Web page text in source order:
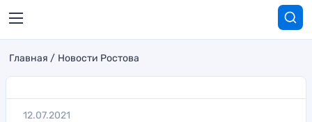
Главная Новости Ростова
12.07.2021